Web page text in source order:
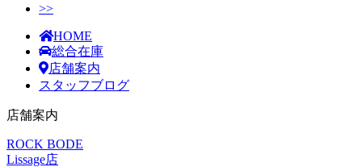
>>
HOME
総合在庫
店舗案内
スタッフブログ
店舗案内
ROCK BODE
Lissage店